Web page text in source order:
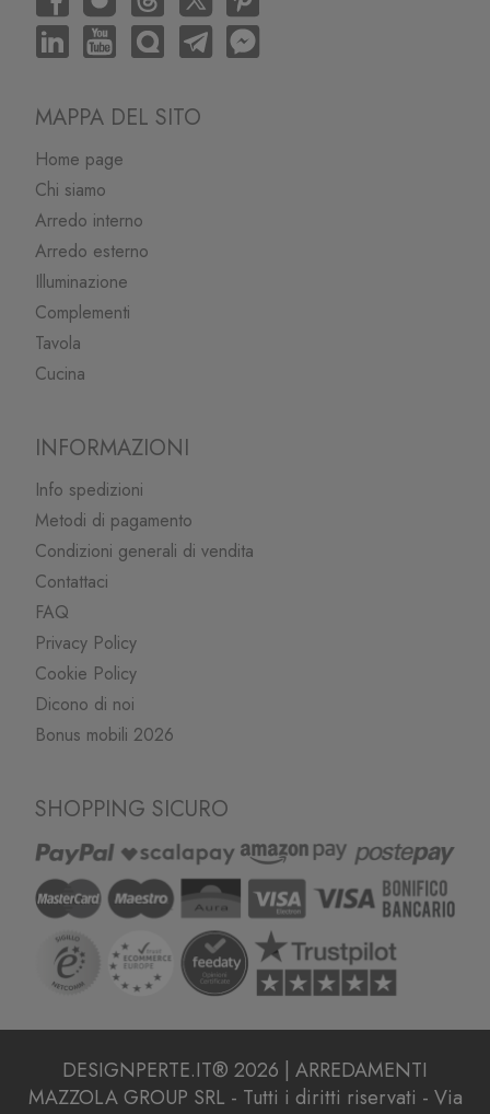
MAPPA DEL SITO
Home page
Chi siamo
Arredo interno
Arredo esterno
Illuminazione
Complementi
Tavola
Cucina
INFORMAZIONI
Info spedizioni
Metodi di pagamento
Condizioni generali di vendita
Contattaci
FAQ
Privacy Policy
Cookie Policy
Dicono di noi
Bonus mobili 2026
SHOPPING SICURO
DESIGNPERTE.IT® 2026 | ARREDAMENTI
MAZZOLA GROUP SRL - Tutti i diritti riservati - Via